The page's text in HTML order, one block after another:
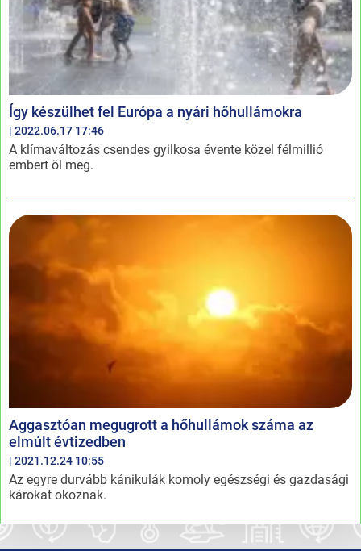
Így készülhet fel Európa a nyári hőhullámokra
| 2022.06.17 17:46
A klímaváltozás csendes gyilkosa évente közel félmillió
embert öl meg.
Aggasztóan megugrott a hőhullámok száma az
elmúlt évtizedben
| 2021.12.24 10:55
Az egyre durvább kánikulák komoly egészségi és gazdasági
károkat okoznak.